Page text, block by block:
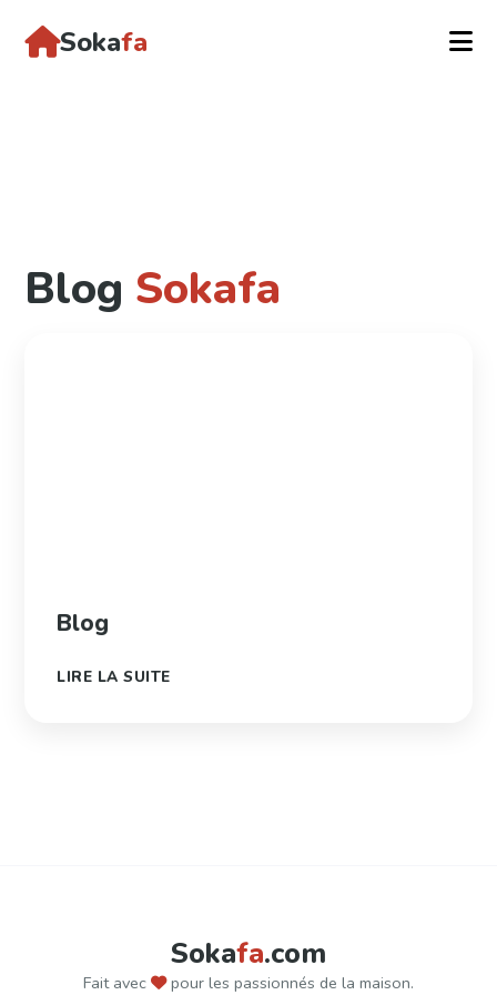
Sokafa
Blog Sokafa
Blog
LIRE LA SUITE
Sokafa.com
Fait avec pour les passionnés de la maison.